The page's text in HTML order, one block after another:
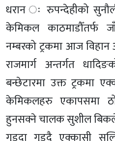
धरान ः रुपन्देहीको
केमिकल काठमाडौँतर्फ
नम्बरको ट्रकमा आज
राजमार्ग अन्तर्गत
बन्छेटारमा उक्त ट्रकमा
केमिकलहरु एकापसमा
हुनसक्ने चालक सुशील